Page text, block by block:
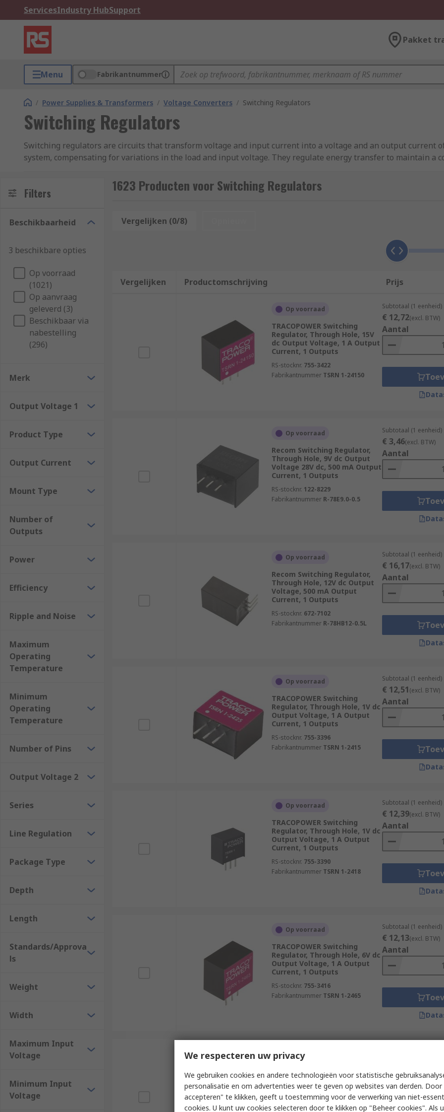
ServicesIndustry HubSupport
Pakket
Menu Fabrikantnummer
/ Power Supplies & Transformers / Voltage Converters / Switching Regulators
Switching Regulators
Switching regulators are circuits that transform voltage and input current into a voltage and an output current
system, compensating for variations in the load and input voltage. They regulate energy transfer to maintain
What are switching regulators used for?
They are use for single-cell or multi-cell battery powered applications and for portable electronic devices that
short circuits and ensure over voltage and under voltage protection. Switching regulators protect electronic
Types of switching regulators
The basic circuit of the switching regulator can be configured to increase (step up or boost), reduce (step down
with respect to the input voltage (inverters). Switching regulators offer several advantages over
high conversion efficiency, up to 95%. They often do not require external capacitors.
Filters
Beschikbaarheid
3 beschikbare opties
Op voorraad
(1021)
Op aanvraag
geleverd (3)
Beschikbaar via
nabestelling
(296)
Merk
Output Voltage 1
Product Type
Output Current
Mount Type
Number of
Outputs
Power
Efficiency
Ripple and Noise
Maximum
Operating
Temperature
Minimum
Operating
Temperature
Number of Pins
Output Voltage 2
Series
Line Regulation
Package Type
Depth
Length
Standards/Approva
ls
Weight
Width
Maximum Input
Voltage
Minimum Input
Voltage
1623 Producten voor Switching Regulators
Vergelijken (0/8)
Vergelijken Productomschrijving Prijs
Op voorraad
TRACOPOWER Switching
Regulator, Through Hole, 15V
dc Output Voltage, 1 A Output
Current, 1 Outputs
RS-stocknr. 755-3422
Fabrikantnummer TSRN 1-24150
Subtotaal (1 eenheid)
€ 12,72(excl. BTW)
Aantal
Op voorraad
Recom Switching Regulator,
Through Hole, 9V dc Output
Voltage 28V dc, 500 mA Output
Current, 1 Outputs
RS-stocknr. 122-8229
Fabrikantnummer R-78E9.0-0.5
Subtotaal (1 eenheid)
€ 3,46(excl. BTW)
Aantal
Op voorraad
Recom Switching Regulator,
Through Hole, 12V dc Output
Voltage, 500 mA Output
Current, 1 Outputs
RS-stocknr. 672-7102
Fabrikantnummer R-78HB12-0.5L
Subtotaal (1 eenheid)
€ 16,17(excl. BTW)
Aantal
Op voorraad
TRACOPOWER Switching
Regulator, Through Hole, 1V dc
Output Voltage, 1 A Output
Current, 1 Outputs
RS-stocknr. 755-3396
Fabrikantnummer TSRN 1-2415
Subtotaal (1 eenheid)
€ 12,51(excl. BTW)
Aantal
Op voorraad
TRACOPOWER Switching
Regulator, Through Hole, 1V dc
Output Voltage, 1 A Output
Current, 1 Outputs
RS-stocknr. 755-3390
Fabrikantnummer TSRN 1-2418
Subtotaal (1 eenheid)
€ 12,39(excl. BTW)
Aantal
Op voorraad
TRACOPOWER Switching
Regulator, Through Hole, 6V dc
Output Voltage, 1 A Output
Current, 1 Outputs
RS-stocknr. 755-3416
Fabrikantnummer TSRN 1-2465
Subtotaal (1 eenheid)
€ 12,13(excl. BTW)
Aantal
Op voorraad
TRACOPOWER Switching
Regulator, Through Hole, 3.3V
dc Output Voltage, 1 A Output
Current, 1 Outputs
RS-stocknr.827-5570
Aantal
We respecteren uw privacy
We gebruiken cookies en andere technologieën voor statistische
personalisatie en om advertenties weer te geven op websites van derden. Door
accepteren" te klikken, geeft u toestemming voor de verwerking van niet-
cookies. U kunt uw cookies selecteren door te klikken op "Beheer cookies". Als